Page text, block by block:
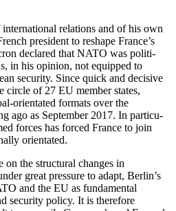
relations and of his own
president to reshape France’s
declared that NATO was politi­
in his opinion, not equipped to
security. Since quick and decisive
circle of 27 EU member states,
orientated formats over the
ago as September 2017. In par­ticu­
forces has forced France to join
orientated.
on the structural changes in
great pressure to adapt, Berlin’s
and the EU as fundamental
security policy. It is therefore